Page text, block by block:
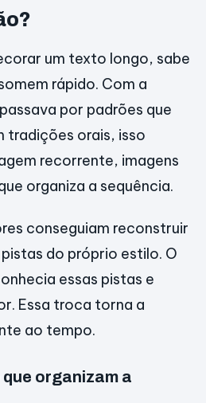
um texto longo, sabe
rápido. Com a
por padrões que
tradições orais, isso
recorrente, imagens
organiza a sequência.
conseguiam reconstruir
do próprio estilo. O
essas pistas e
Essa troca torna a
ao tempo.
organizam a